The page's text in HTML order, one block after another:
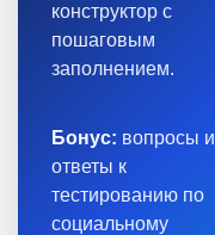
конструктор с
пошаговым
заполнением.
Бонус: вопросы и
ответы к
тестированию по
социальному